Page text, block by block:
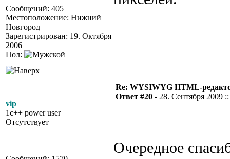
Сообщений: 405
Местоположение: Нижний
Новгород
Зарегистрирован: 19. Октября
2006
Пол:
vip
1c++ power user
Отсутствует
Re: WYSIWYG HTML-
Ответ #20 - 28. Сентября 2009
Очередное